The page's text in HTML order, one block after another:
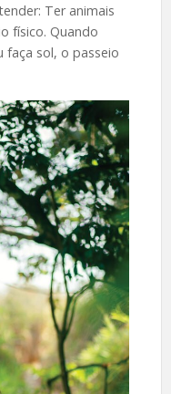
Ter animais
físico. Quando
faça sol, o passeio